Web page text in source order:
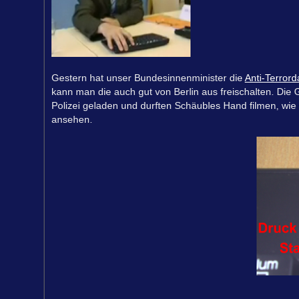
Gestern hat unser Bundesinnenminister dieAnti-
kann man die auch gut von Berlin aus freischalten.
Polizei geladen und durften Schäubles Hand filmen,
ansehen.